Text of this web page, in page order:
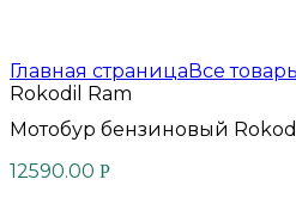
Главная страницаВсе
Rokodil Ram
Мотобур бензиновый
12590.00 Р